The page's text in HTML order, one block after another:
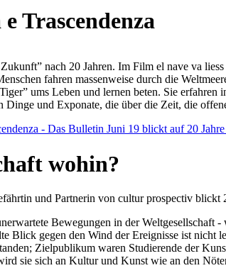
Trascendenza
nach 20 Jahren. Im Film el nave va
fahren massenweise durch die
ums Leben und lernen beten. Sie
Dinge und Exponate, die über die Zeit, die
- Das Bulletin Juni 19 blickt auf 20
wohin?
und Partnerin von cultur prospectiv
Bewegungen in der Weltgesellschaft
Blick gegen den Wind der Ereignisse ist nicht
Zielpublikum waren Studierende der
sie sich an Kultur und Kunst wie an den